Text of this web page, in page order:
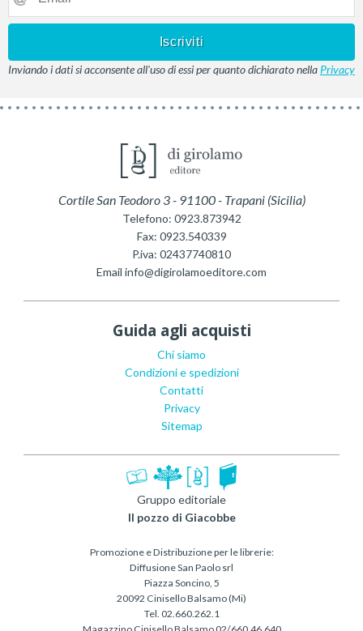
Inviando i dati si acconsente all'uso di essi per quanto dichiarato nella Privacy
Cortile San Teodoro 3- 91100- Trapani(Sicilia)
Telefono: 0923.873942
Fax: 0923.540339
P.iva: 02437740810
Email info@digirolamoeditore.com
Guida agli acquisti
Chi siamo
Condizioni e spedizioni
Contatti
Privacy
Sitemap
Gruppo editoriale
Il pozzo di Giacobbe
Promozione e Distribuzione per le librerie:
Diffusione San Paolo srl
Piazza Soncino, 5
20092 Cinisello Balsamo (Mi)
Tel. 02.660.262.1